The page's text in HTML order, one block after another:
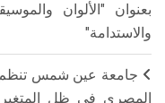
بعنوان "الألوان
والاستدامة"
جامعة عين شمس تنظم
المصري في ظل